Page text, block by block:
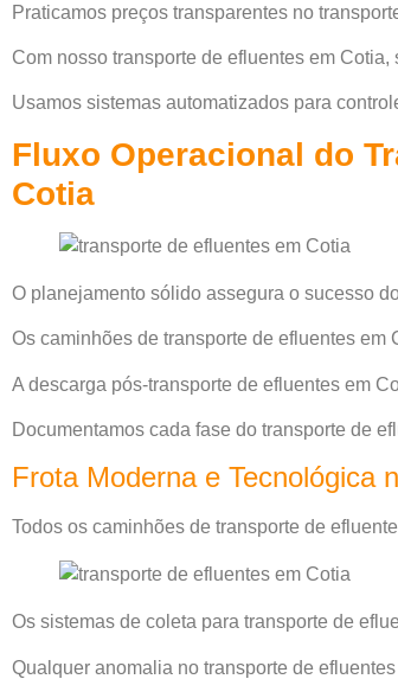
Praticamos preços transparentes no
Com nosso transporte de efluentes em
Usamos sistemas automatizados para
Fluxo Operacional do
Cotia
O planejamento sólido assegura o sucesso
Os caminhões de transporte de efluentes
A descarga pós-transporte de efluentes em
Documentamos cada fase do transporte de
Frota Moderna e Tecnológica
Todos os caminhões de transporte de
Os sistemas de coleta para transporte de
Qualquer anomalia no transporte de